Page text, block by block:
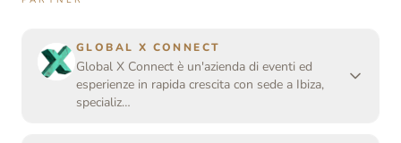
GLOBAL X CONNECT
Global X Connect è un'azienda di eventi ed
esperienze in rapida crescita con sede a Ibiza,
specializ…